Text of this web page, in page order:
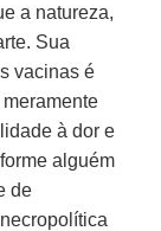
a natureza,
Sua
vacinas é
à dor e
alguém
de